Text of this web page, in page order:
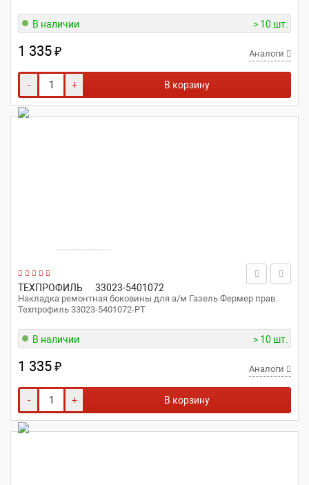
В наличии > 10 шт.
1 335₽ Аналоги
- + В корзину
ТЕХПРОФИЛЬ 33023-5401072
Накладка ремонтная боковины для а/м Газель Фермер прав.
Техпрофиль 33023-5401072-РТ
В наличии > 10 шт.
1 335₽ Аналоги
- + В корзину